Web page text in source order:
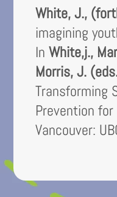
White, J.,
imagining
InWhite,j.,
Morris, J.
Transforming
Prevention
Vancouver: